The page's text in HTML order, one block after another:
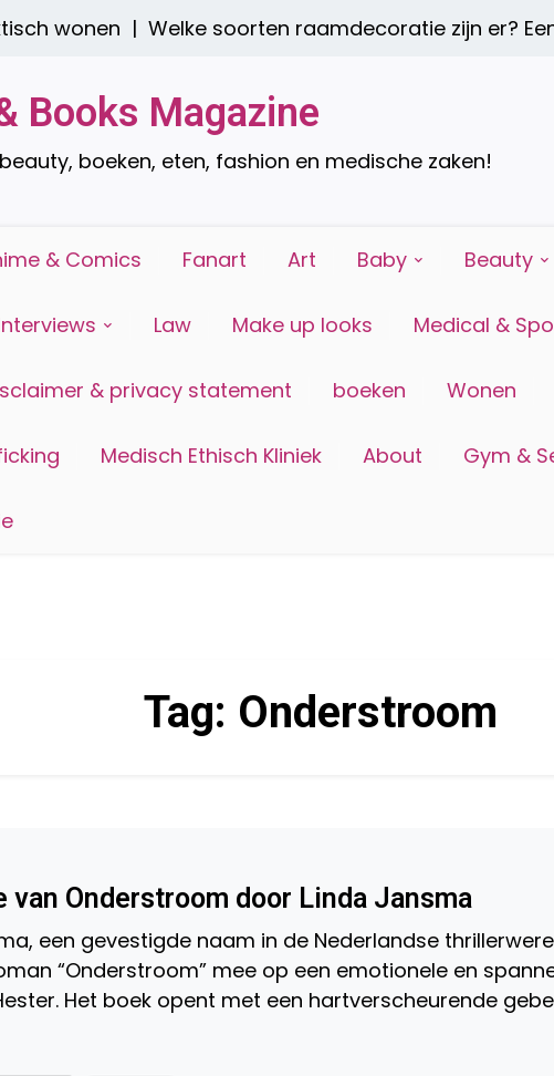
wonen | Welke soorten raamdecoratie zijn er?
Books Magazine
boeken, eten, fashion en medische zaken!
& Comics Fanart Art Baby Beauty
Law Make up looks Medical &
& privacy statement boeken Wonen
Medisch Ethisch Kliniek About Gym &
Tag: Onderstroom
van Onderstroom door Linda Jansma
een gevestigde naam in de Nederlandse
“Onderstroom” mee op een emotionele en
Het boek opent met een hartverscheurende